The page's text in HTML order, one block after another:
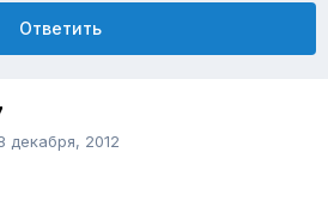
Ответить
декабря, 2012